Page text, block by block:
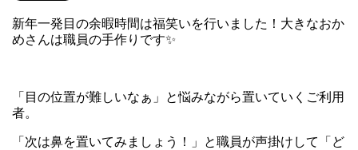
新年一発目の余暇時間は福笑いを行いました！大きなおか
めさんは職員の手作りです✨
「目の位置が難しいなぁ」と悩みながら置いていくご利用
者。
「次は鼻を置いてみましょう！」と職員が声掛けして「ど